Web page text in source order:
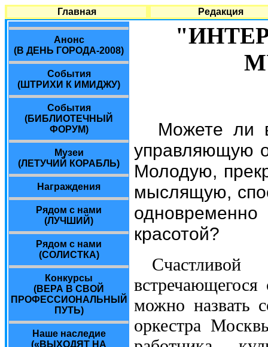
Главная Редакция
Анонс
(В ДЕНЬ ГОРОДА-2008)
События
(ШТРИХИ К ИМИДЖУ)
События
(БИБЛИОТЕЧНЫЙ
ФОРУМ)
Музеи
(ЛЕТУЧИЙ КОРАБЛЬ)
Награждения
Рядом с нами
(ЛУЧШИЙ)
Рядом с нами
(СОЛИСТКА)
Конкурсы
(ВЕРА В СВОЙ
ПРОФЕССИОНАЛЬНЫЙ
ПУТЬ)
Наше наследие
(«ВЫХОДЯТ НА
Можете ли
управляющую
Молодую,
мыслящую,
красотой?
встречающегося
можно назвать
оркестра